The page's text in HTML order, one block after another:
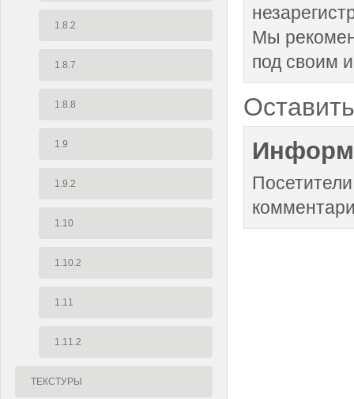
1.8.2
1.8.7
1.8.8
1.9
1.9.2
1.10
1.10.2
1.11
1.11.2
ТЕКСТУРЫ
Мы
под своим